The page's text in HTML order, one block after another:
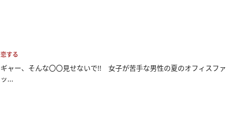
恋する
ギャー、そんな〇〇見せないで!! 女子が苦手な男性の夏のオフィスファ
ッ...